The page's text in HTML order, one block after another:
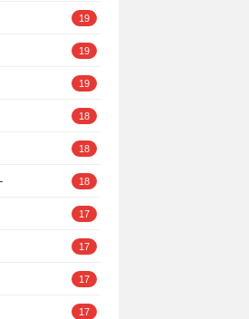
19
19
19
18
18
18
17
17
17
17